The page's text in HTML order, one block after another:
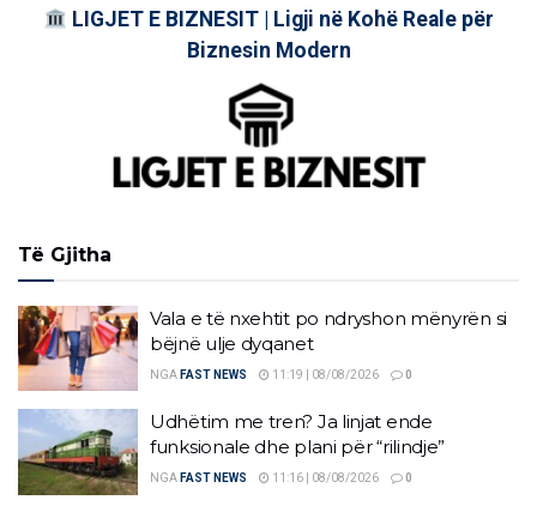
LIGJET E BIZNESIT | Ligji në Kohë Reale për
Biznesin Modern
Të Gjitha
Vala e të nxehtit po ndryshon mënyrën si
bëjnë ulje dyqanet
NGA FAST NEWS 11:19 | 08/08/2026 0
Udhëtim me tren? Ja linjat ende
funksionale dhe plani për “rilindje”
NGA FAST NEWS 11:16 | 08/08/2026 0